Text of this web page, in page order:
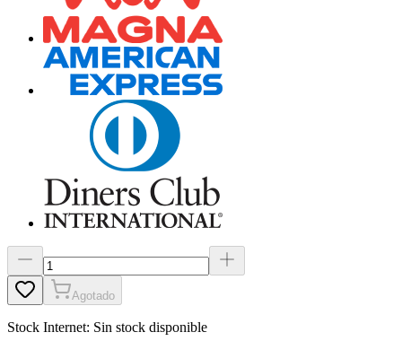
Agotado
Stock Internet: Sin stock disponible